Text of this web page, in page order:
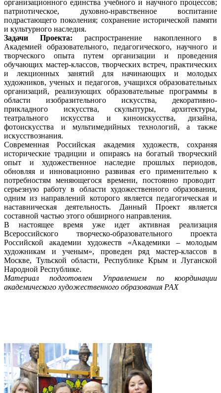
организационного единства учебного и научного процессов;
патриотическое, духовно-нравственное воспитание
подрастающего поколения; сохранение исторической памяти
и культурного наследия.
Задачи Проекта: распространение накопленного в
Академией образовательного, педагогического, научного и
творческого опыта путем организации и проведения
обучающих мастер-классов, творческих встреч, практических
и лекционных занятий для начинающих и молодых
художников, ученых и педагогов, учащихся образовательных
организаций, реализующих образовательные программы в
области изобразительного искусства, декоративно-
прикладного искусства, скульптуры, архитектуры,
театрального искусства и киноискусства, дизайна,
фотоискусства и мультимедийных технологий, а также
искусствознания.
Современная Российская академия художеств, сохраняя
исторические традиции и опираясь на богатый творческий
опыт и художественное наследие прошлых периодов,
обновляя и инновационно развивая его применительно к
потребностям меняющегося времени, постоянно проводит
серьезную работу в области художественного образования,
одним из направлений которого является педагогическая и
наставническая деятельность. Данный Проект является
составной частью этого обширного направления.
В настоящее время уже идет активная реализация
Всероссийского творческо-образовательного проекта
Российской академии художеств «Академики – молодым
художникам и ученым», проведен ряд мастер-классов в
Москве, Тульской области, Республике Крым и Луганской
Народной Республике.
Материал подготовлен Управлением по координации
академического художественного образования РАХ